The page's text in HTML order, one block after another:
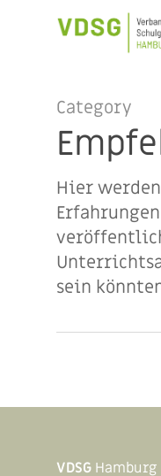
Category
Hier
sein
VDSG Hamburg